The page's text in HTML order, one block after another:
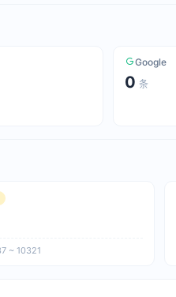
Google
0 条
~ 10321